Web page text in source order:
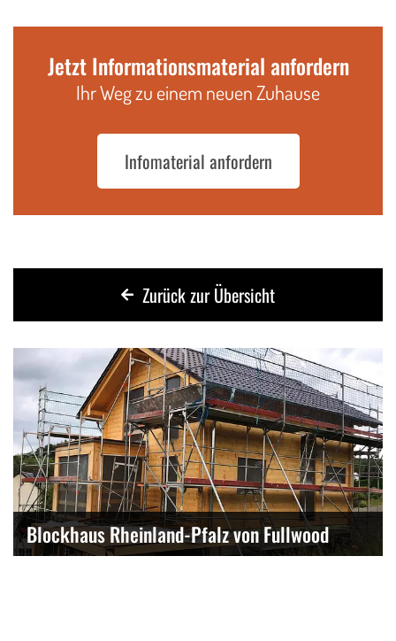
Jetzt Informationsmaterial anfordern
Ihr Weg zu einem neuen Zuhause
Infomaterial anfordern
Zurück zur Übersicht
Blockhaus Rheinland-Pfalz von Fullwood